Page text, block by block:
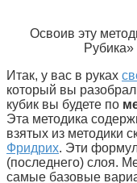
Освоив эту
Итак, у вас в руках
который вы
кубик вы будете по
Эта методика
взятых из методики
Фридрих. Эти
(последнего) слоя.
самые базовые